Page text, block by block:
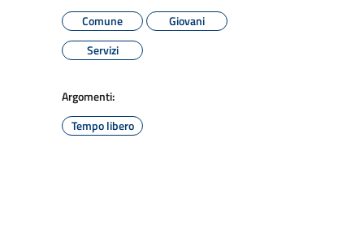
Comune
Giovani
Servizi
Argomenti:
Tempo libero